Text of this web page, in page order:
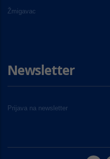
Žmigavac
Newsletter
Prijava na newsletter